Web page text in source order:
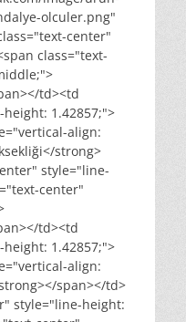
olculer.png"
center"
class="text-
td><td
1.42857;">
align:
strong>
style="line-
center"
td><td
1.42857;">
align:
span></td>
style="line-height: